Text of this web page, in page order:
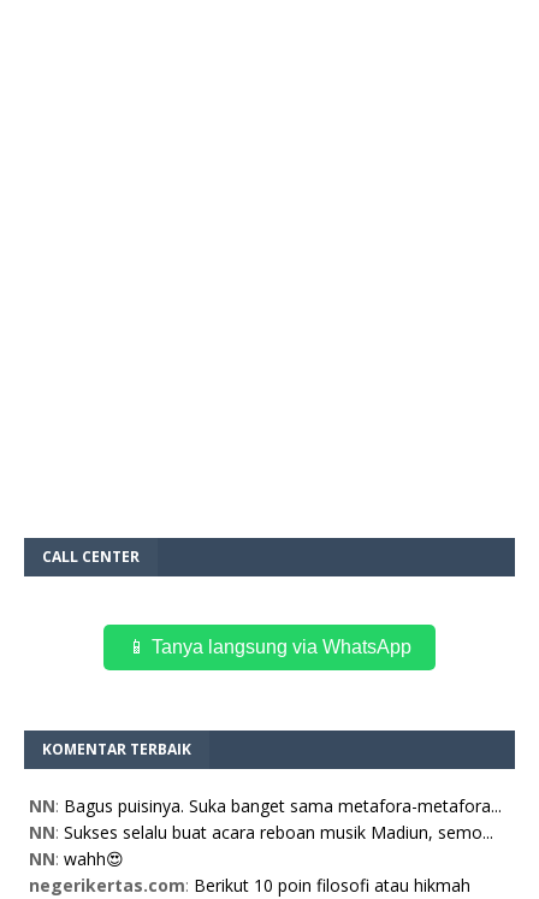
CALL CENTER
📱 Tanya langsung via WhatsApp
KOMENTAR TERBAIK
NN: Bagus puisinya. Suka banget sama metafora-metafora...
NN: Sukses selalu buat acara reboan musik Madiun, semo...
NN: wahh😍
negerikertas.com: Berikut 10 poin filosofi atau hikmah